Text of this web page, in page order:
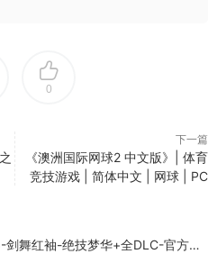
0
下一篇
《澳洲国际网球2 中文版》| 体育
竞技游戏 | 简体中文 | 网球 | PC
剑舞红袖-绝技梦华+全DLC-官方中